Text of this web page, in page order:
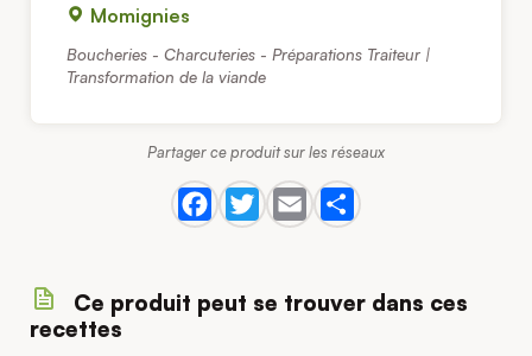
Momignies
Boucheries - Charcuteries - Préparations Traiteur |
Transformation de la viande
Partager ce produit sur les réseaux
Ce produit peut se trouver dans ces
recettes